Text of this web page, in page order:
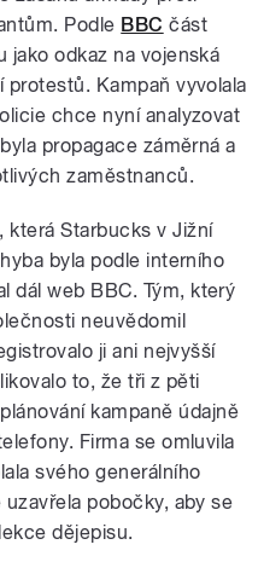
Podle BBC část
jako odkaz na vojenská
protestů. Kampaň vyvolala
chce nyní analyzovat
propagace záměrná a
zaměstnanců.
která Starbucks v Jižní
byla podle interního
dál web BBC. Tým, který
neuvědomil
ji ani nejvyšší
to, že tři z pěti
kampaně údajně
Firma se omluvila
svého generálního
pobočky, aby se
dějepisu.